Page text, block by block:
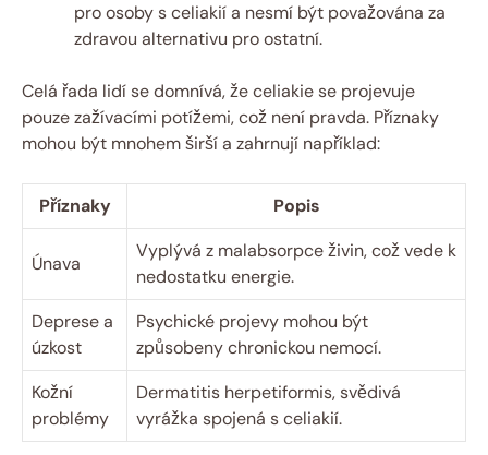
pro osoby s celiakií a nesmí být považována za
zdravou alternativu pro ostatní.
Celá řada lidí se domnívá, že celiakie se projevuje
pouze zažívacími potížemi, což není pravda. Příznaky
mohou být mnohem širší a zahrnují například:
Příznaky Popis
Únava
Vyplývá z malabsorpce živin, což vede k
nedostatku energie.
Deprese a
úzkost
Psychické projevy mohou být
způsobeny chronickou nemocí.
Kožní
problémy
Dermatitis herpetiformis, svědivá
vyrážka spojená s celiakií.